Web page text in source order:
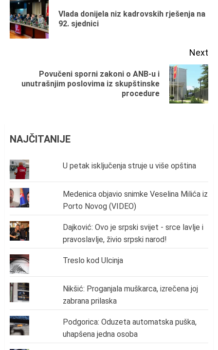
ReadingVlada donijela niz kadrovskih rješenja na
92. sjednici
Next
Next
Povučeni sporni zakoni o ANB-u i
unutrašnjim poslovima iz skupštinske
procedure
NAJČITANIJE
U petak isključenja struje u više opština
Medenica objavio snimke Veselina Milića iz
Porto Novog (VIDEO)
Dajković: Ovo je srpski svijet - srce lavlje i
pravoslavlje, živio srpski narod!
Treslo kod Ulcinja
Nikšić: Proganjala muškarca, izrečena joj
zabrana prilaska
Podgorica: Oduzeta automatska puška,
uhapšena jedna osoba